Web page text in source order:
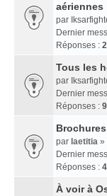
aériennes
par
Dernier
Réponses :
Tous les
par
Dernier
Réponses : 9
par laetitia »
Dernier
Réponses :
À voir à